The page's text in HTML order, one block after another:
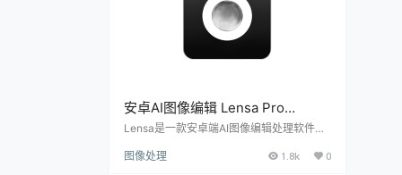
安卓AI图像编辑 Lensa Pro
v6.3.1.860 | 软件个锤子 | R5026
Lensa是一款安卓端AI图像编辑处理软件，
成多风格头像和自画像，适用于社交媒体修
图像处理 1.8k 0